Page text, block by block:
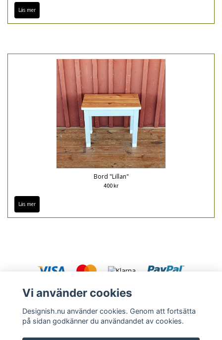
Läs mer
Bord "Lillan"
400 kr
Läs mer
KONTAKT KÖPVILLKOR
Vi använder cookies
Designish.nu använder cookies. Genom att fortsätta
på sidan godkänner du användandet av cookies.